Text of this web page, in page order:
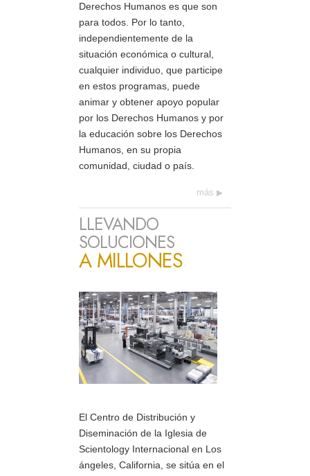
Derechos Humanos es que son
para todos. Por lo tanto,
independientemente de la
situación económica o cultural,
cualquier individuo, que participe
en estos programas, puede
animar y obtener apoyo popular
por los Derechos Humanos y por
la educación sobre los Derechos
Humanos, en su propia
comunidad, ciudad o país.
más
LLEVANDO
SOLUCIONES
A MILLONES
El Centro de Distribución y
Diseminación de la Iglesia de
Scientology Internacional en Los
ángeles, California, se sitúa en el